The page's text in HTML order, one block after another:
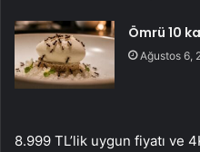
Ömrü 10
Ağustos 6,
8.999 TL’lik uygun fiyatı ve